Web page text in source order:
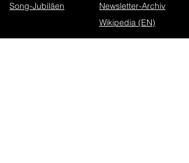
Song-Jubiläen
Newsletter-Archiv
Wikipedia (EN)